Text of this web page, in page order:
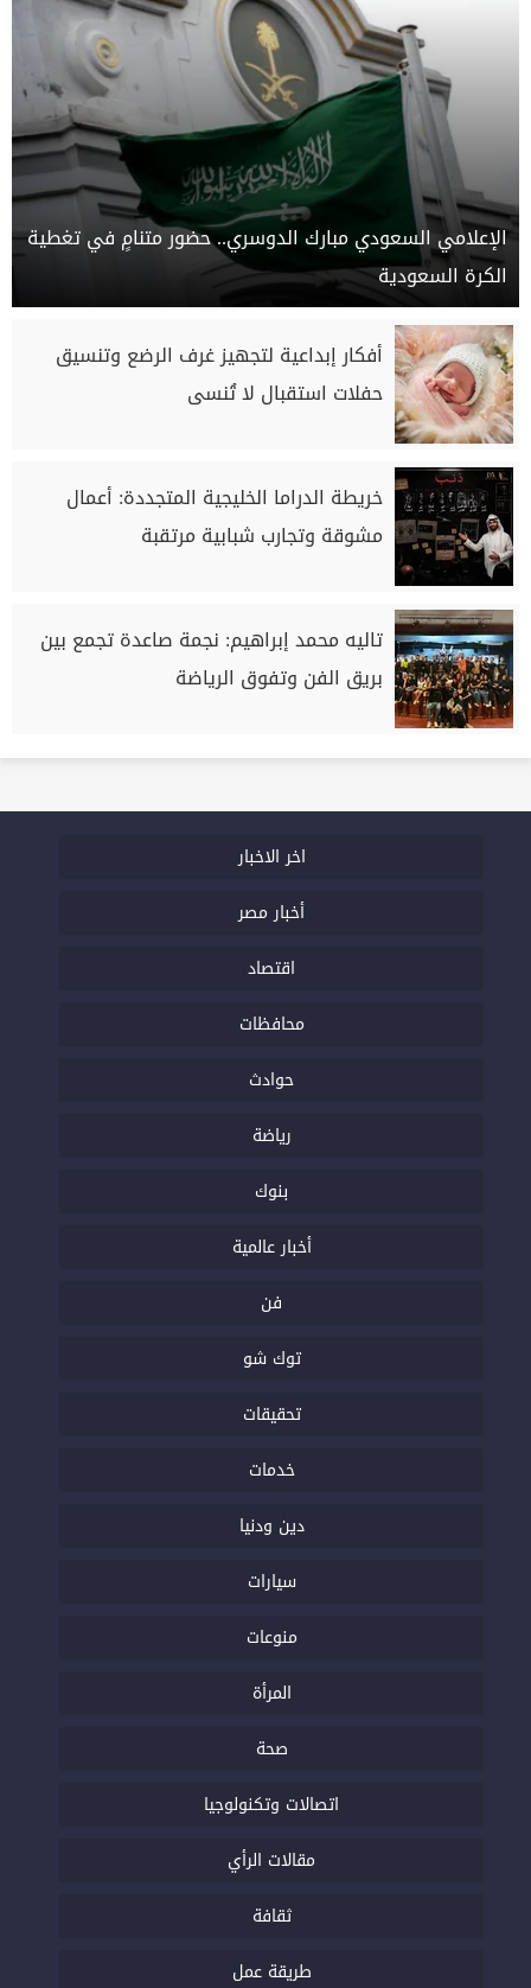
الإعلامي السعودي مبارك الدوسري.. حضور متنامٍ في تغطية
الكرة السعودية
أفكار إبداعية لتجهيز غرف الرضع وتنسيق
حفلات استقبال لا تُنسى
خريطة الدراما الخليجية المتجددة: أعمال
مشوقة وتجارب شبابية مرتقبة
تاليه محمد إبراهيم: نجمة صاعدة تجمع بين
بريق الفن وتفوق الرياضة
اخر الاخبار
أخبار مصر
اقتصاد
محافظات
حوادث
رياضة
بنوك
أخبار عالمية
فن
توك شو
تحقيقات
خدمات
دين ودنيا
سيارات
منوعات
المرأة
صحة
اتصالات وتكنولوجيا
مقالات الرأي
ثقافة
طريقة عمل